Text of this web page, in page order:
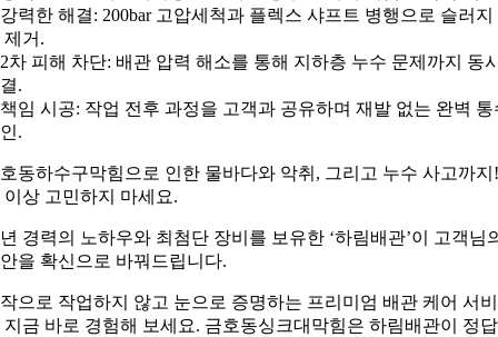
력한 해결: 200bar 고압세척과 플렉스 샤프트 병행으로 슬러지
제거.
차 피해 차단: 배관 압력 해소를 통해 지하층 누수 문제까지 동
.
임 시공: 작업 전후 과정을 고객과 공유하며 재발 없는 완벽 통
.
동하수구막힘으로 인한 물바다와 악취, 그리고 누수 사고까지!
이상 고민하지 마세요.
경력의 노하우와 최첨단 장비를 보유한 ‘하림배관’이 고객님
을 확신으로 바꿔드립니다.
으로 작업하지 않고 눈으로 증명하는 프리미엄 배관 케어 서
지금 바로 경험해 보세요. 금호동싱크대막힘은 하림배관이 정